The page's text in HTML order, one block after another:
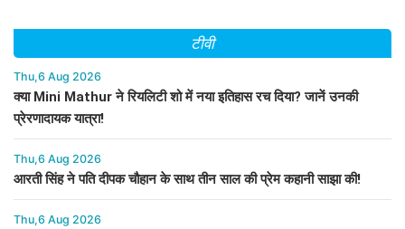
टीवी
Thu,6 Aug 2026
क्या Mini Mathur ने रियलिटी शो में नया इतिहास रच दिया? जानें उनकी
प्रेरणादायक यात्रा!
Thu,6 Aug 2026
आरती सिंह ने पति दीपक चौहान के साथ तीन साल की प्रेम कहानी साझा की!
Thu,6 Aug 2026